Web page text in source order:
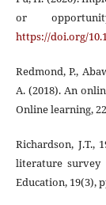
or
https://doi.org/
Redmond, P.,
A. (2018). An
Online learning,
Richardson, J.T.,
literature survey
Education, 19(3),